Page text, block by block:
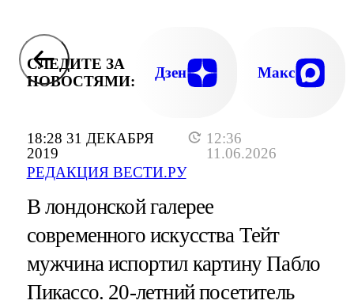
18:28 31 ДЕКАБРЯ
2019
12:36
11.06.2026
РЕДАКЦИЯ ВЕСТИ.РУ
СЛЕДИТЕ ЗА
НОВОСТЯМИ:
Дзен Макс
В лондонской галерее
современного искусства Тейт
мужчина испортил картину Пабло
Пикассо. 20-летний посетитель